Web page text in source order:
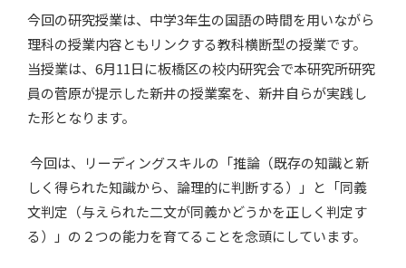
今回の研究授業は、中学3年生の国語の時間を用いながら
理科の授業内容ともリンクする教科横断型の授業です。
当授業は、6月11日に板橋区の校内研究会で本研究所研究
員の菅原が提示した新井の授業案を、新井自らが実践し
た形となります。
今回は、リーディングスキルの「推論（既存の知識と新
しく得られた知識から、論理的に判断する）」と「同義
文判定（与えられた二文が同義かどうかを正しく判定す
る）」の２つの能力を育てることを念頭にしています。